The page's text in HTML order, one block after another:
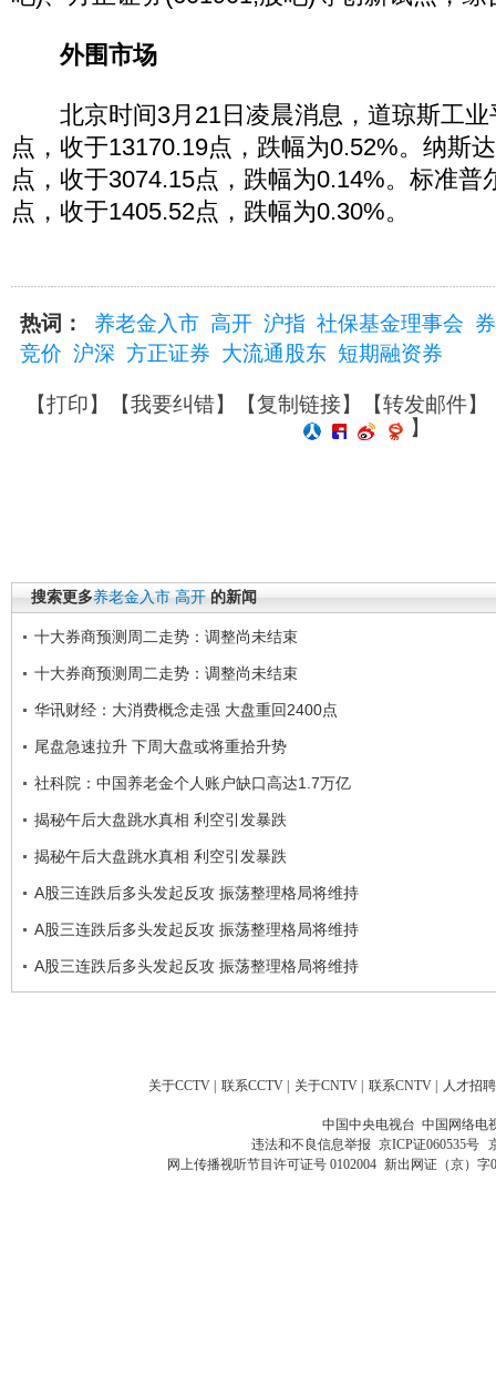
外围市场
北京时间3月21日凌晨消息，道琼斯工业
点，收于13170.19点，跌幅为0.52%。纳斯
点，收于3074.15点，跌幅为0.14%。标准普
点，收于1405.52点，跌幅为0.30%。
热词： 养老金入市 高开 沪指 社保基金理事会
竞价 沪深 方正证券 大流通股东 短期融资券
【打印】【我要纠错】【复制链接】【转发邮件】
】
搜索更多养老金入市 高开 的新闻
十大券商预测周二走势：调整尚未结束
十大券商预测周二走势：调整尚未结束
华讯财经：大消费概念走强 大盘重回2400点
尾盘急速拉升 下周大盘或将重拾升势
社科院：中国养老金个人账户缺口高达1.7万亿
揭秘午后大盘跳水真相 利空引发暴跌
揭秘午后大盘跳水真相 利空引发暴跌
A股三连跌后多头发起反攻 振荡整理格局将维持
A股三连跌后多头发起反攻 振荡整理格局将维持
A股三连跌后多头发起反攻 振荡整理格局将维持
关于CCTV 联系CCTV 关于CNTV 联系CNTV 人才招聘
中国中央电视台 中国网络电
违法和不良信息举报 京ICP证060535号
网上传播视听节目许可证号 0102004 新出网证（京）